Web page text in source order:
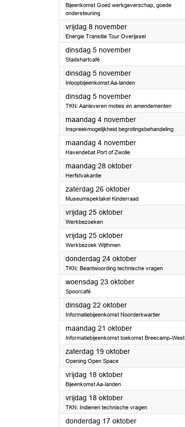
Bijeenkomst Goed werkgeverschap, goede
ondersteuning
vrijdag 8 november2024
Energie Transitie Tour Overijssel
dinsdag 5 november2024
Stadshartcafé
dinsdag 5 november2024
Inloopbijeenkomst Aa-landen
dinsdag 5 november2024
TKN: Aanleveren moties en amendementen
maandag 4 november2024
Inspreekmogelijkheid begrotingsbehandeling
maandag 4 november2024
Havendebat Port of Zwolle
maandag 28 oktober2024
Herfstvakantie
zaterdag 26 oktober2024
Museumspektakel Kinderraad
vrijdag 25 oktober2024
Werkbezoeken
vrijdag 25 oktober2024
Werkbezoek Wijthmen
donderdag 24 oktober2024
TKN: Beantwoording technische vragen
woensdag 23 oktober2024
Spoorcafé
dinsdag 22 oktober2024
Informatiebijeenkomst Noorderkwartier
maandag 21 oktober2024
Informatiebijeenkomst toekomst Breecamp-West
zaterdag 19 oktober2024
Opening Open Space
vrijdag 18 oktober2024
Bijeenkomst Aa-landen
vrijdag 18 oktober2024
TKN: Indienen technische vragen
donderdag 17 oktober2024